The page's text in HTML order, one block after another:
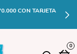
CON TARJETA
0